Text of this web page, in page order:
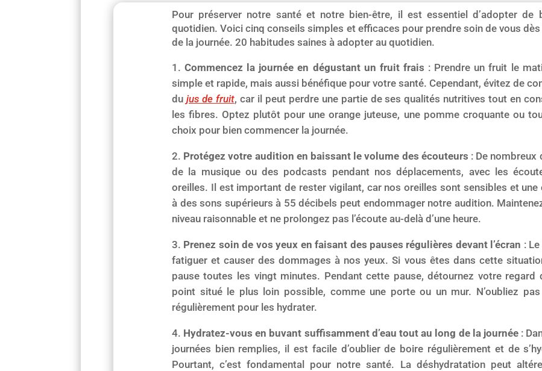
Pour préserver notre santé et notre bien-être, il est essentiel d’adopter de
quotidien. Voici cinq conseils simples et efficaces pour prendre soin de vous dès
de la journée. 20 habitudes saines à adopter au quotidien.
Commencez la journée en dégustant un fruit frais : Prendre un fruit le
simple et rapide, mais aussi bénéfique pour votre santé. Cependant, évitez de
du jus de fruit, car il peut perdre une partie de ses qualités nutritives tout en
les fibres. Optez plutôt pour une orange juteuse, une pomme croquante ou
choix pour bien commencer la journée.
Protégez votre audition en baissant le volume des écouteurs : De nombreux
de la musique ou des podcasts pendant nos déplacements, avec les
oreilles. Il est important de rester vigilant, car nos oreilles sont sensibles et
à des sons supérieurs à 55 décibels peut endommager notre audition.
niveau raisonnable et ne prolongez pas l’écoute au-delà d’une heure.
Prenez soin de vos yeux en faisant des pauses régulières devant l’écran :
fatiguer et causer des dommages à nos yeux. Si vous êtes dans cette
pause toutes les vingt minutes. Pendant cette pause, détournez votre regard
point situé le plus loin possible, comme une porte ou un mur. N’oubliez
régulièrement pour les hydrater.
Hydratez-vous en buvant suffisamment d’eau tout au long de la journée:
journées bien remplies, il est facile d’oublier de boire régulièrement et de
Pourtant, c’est fondamental pour notre santé. La déshydratation peut